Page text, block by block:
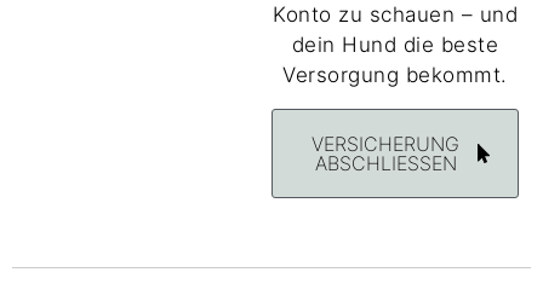
Konto zu schauen – und
dein Hund die beste
Versorgung bekommt.
VERSICHERUNG
ABSCHLIESSEN